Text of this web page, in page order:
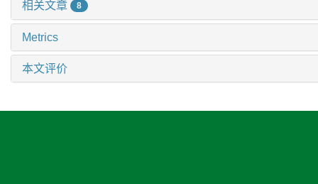
相关文章 8
Metrics
本文评价